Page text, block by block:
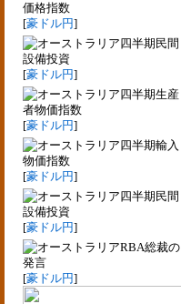
価格指数
[豪ドル円]
四半期民間
設備投資
[豪ドル円]
四半期生産
者物価指数
[豪ドル円]
四半期輸入
物価指数
[豪ドル円]
四半期民間
設備投資
[豪ドル円]
RBA総裁の
発言
[豪ドル円]